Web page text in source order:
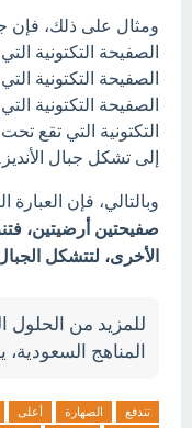
ومثال على ذلك، فإن
الصفيحة التكتونية
الصفيحة التكتونية
الصفيحة التكتونية
التكتونية التي تقع
إلى تشكل جبال الأنديز.
وبالتالي، فإن العبارة
صفيحتين أرضيتين،
الأخرى، لتتشكل
للمزيد من الحلول
المناهج السعودية،
تندفع الصهارة أعلى